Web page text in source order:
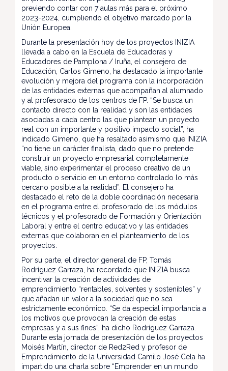
previendo contar con 7 aulas más para el próximo
2023-2024, cumpliendo el objetivo marcado por la
Unión Europea.
Durante la presentación hoy de los proyectos INIZIA
llevada a cabo en la Escuela de Educadoras y
Educadores de Pamplona / Iruña, el consejero de
Educación, Carlos Gimeno, ha destacado la importante
evolución y mejora del programa con la incorporación
de las entidades externas que acompañan al alumnado
y al profesorado de los centros de FP. “Se busca un
contacto directo con la realidad y son las entidades
asociadas a cada centro las que plantean un proyecto
real con un importante y positivo impacto social”, ha
indicado Gimeno, que ha resaltado asimismo que INIZIA
“no tiene un carácter finalista, dado que no pretende
construir un proyecto empresarial completamente
viable, sino experimentar el proceso creativo de un
producto o servicio en un entorno controlado lo más
cercano posible a la realidad”. El consejero ha
destacado el reto de la doble coordinación necesaria
en el programa entre el profesorado de los módulos
técnicos y el profesorado de Formación y Orientación
Laboral y entre el centro educativo y las entidades
externas que colaboran en el planteamiento de los
proyectos.
Por su parte, el director general de FP, Tomás
Rodríguez Garraza, ha recordado que INIZIA busca
incentivar la creación de actividades de
emprendimiento “rentables, solventes y sostenibles” y
que añadan un valor a la sociedad que no sea
estrictamente económico. “Se da especial importancia a
los motivos que provocan la creación de estas
empresas y a sus fines”, ha dicho Rodríguez Garraza.
Durante esta jornada de presentación de los proyectos
Moisés Martín, director de Red2Red y profesor de
Emprendimiento de la Universidad Camilo José Cela ha
impartido una charla sobre “Emprender en un mundo